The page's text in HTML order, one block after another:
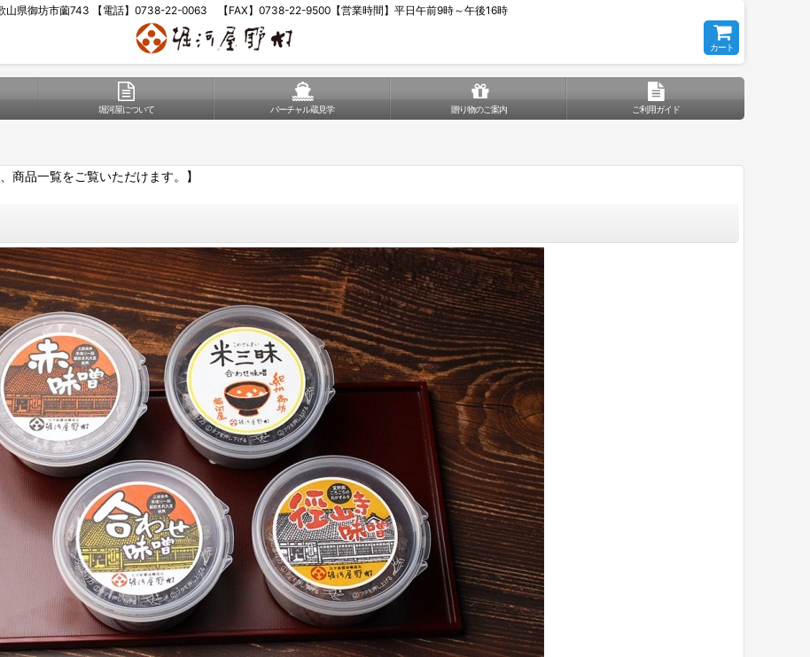
山県御坊市薗743 【電話】0738-22-0063 【FAX】0738-22-9500【営業時間】平日午前9時～午後16時
カート
堀河屋について バーチャル蔵見学 贈り物のご案内 ご利用ガイド
商品一覧をご覧いただけます。】